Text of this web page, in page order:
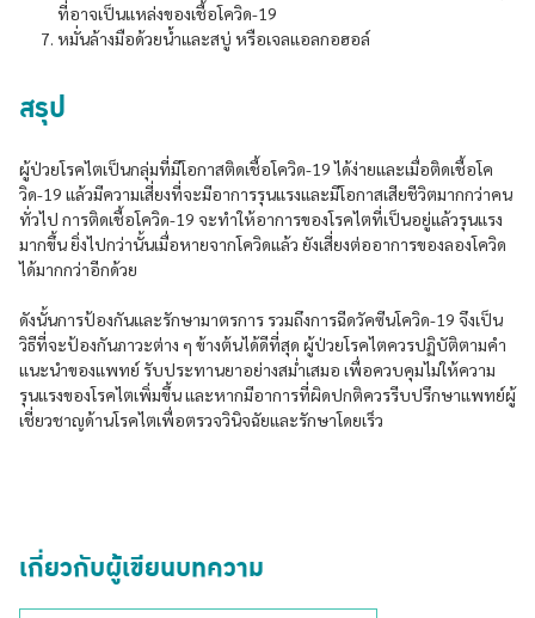
ที่อาจเป็นแหล่งของเชื้อโควิด-19
หมั่นล้างมือด้วยน้ำและสบู่ หรือเจลแอลกอฮอล์
สรุป
ผู้ป่วยโรคไตเป็นกลุ่มที่มีโอกาสติดเชื้อโควิด-19 ได้ง่ายและเมื่อติดเชื้อโค
วิด-19 แล้วมีความเสี่ยงที่จะมีอาการรุนแรงและมีโอกาสเสียชีวิตมากกว่าคน
ทั่วไป การติดเชื้อโควิด-19 จะทำให้อาการของโรคไตที่เป็นอยู่แล้วรุนแรง
มากขึ้น ยิ่งไปกว่านั้นเมื่อหายจากโควิดแล้ว ยังเสี่ยงต่ออาการของลองโควิด
ได้มากกว่าอีกด้วย
ดังนั้นการป้องกันและรักษามาตรการ รวมถึงการฉีดวัคซีนโควิด-19 จึงเป็น
วิธีที่จะป้องกันภาวะต่าง ๆ ข้างต้นได้ดีที่สุด ผู้ป่วยโรคไตควรปฏิบัติตามคำ
แนะนำของแพทย์ รับประทานยาอย่างสม่ำเสมอ เพื่อควบคุมไม่ให้ความ
รุนแรงของโรคไตเพิ่มขึ้น และหากมีอาการที่ผิดปกติควรรีบปรึกษาแพทย์ผู้
เชี่ยวชาญด้านโรคไตเพื่อตรวจวินิจฉัยและรักษาโดยเร็ว
เกี่ยวกับผู้เขียนบทความ